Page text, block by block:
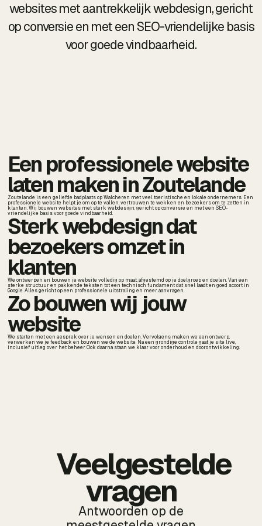
websites met aantrekkelijk webdesign, gericht
op conversie en met een SEO-vriendelijke basis
voor goede vindbaarheid.
Een professionele website
laten maken in Zoutelande
Zoutelande is een geliefde badplaats op Walcheren met veel toeristische en lokale ondernemers. Een
professionele website helpt je om op te vallen, vertrouwen te wekken en bezoekers om te zetten in
klanten. Wij bouwen websites met sterk webdesign, gericht op conversie en met een SEO-
vriendelijke basis voor goede vindbaarheid.
Sterk webdesign dat
bezoekers omzet in
klanten
We ontwerpen en bouwen je website volledig op maat, afgestemd op je doelgroep en doelen. Van een
sterke structuur en pakkende teksten tot een technisch fundament dat snel laadt en goed scoort in
Google. Alles gericht op een professionele uitstraling en meer aanvragen.
Zo bouwen wij jouw
website
We starten met een gesprek over je wensen en doelen. Vervolgens maken we een ontwerp,
verwerken we je feedback en bouwen we de website. Na een grondige controle gaat je site live,
inclusief uitleg over het beheer. Ook daarna staan we klaar voor onderhoud en doorontwikkeling.
Veelgestelde
vragen
Antwoorden op de